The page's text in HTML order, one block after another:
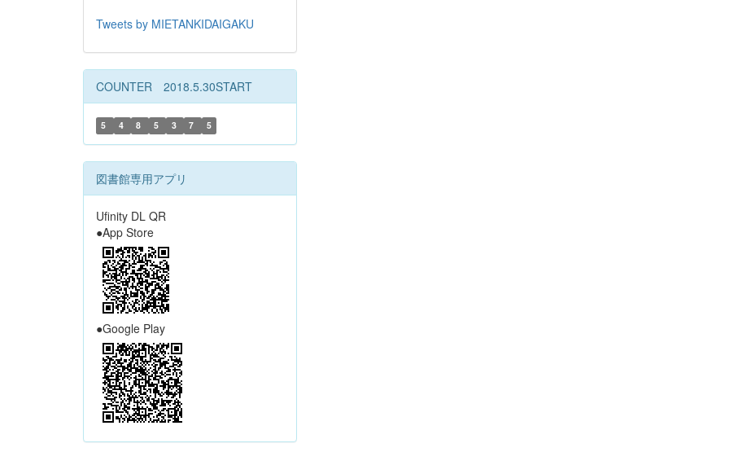
Tweets by MIETANKIDAIGAKU
COUNTER 2018.5.30START
5 4 8 5 3 7 5
図書館専用アプリ
Ufinity DL QR
●App Store
●Google Play